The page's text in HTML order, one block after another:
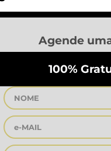
Agende
100%